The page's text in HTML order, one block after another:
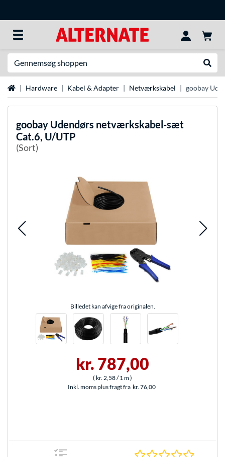
StartsideHardware Kabel & Adapter Netværkskabel goobay
goobay Udendørs netværkskabel-sæt
Cat.6, U/UTP
(Sort)
Billedet kan afvige fra originalen.
kr. 787,00
( kr. 2,58/ 1 m)
Inkl. moms plus fragt fra kr. 76,00